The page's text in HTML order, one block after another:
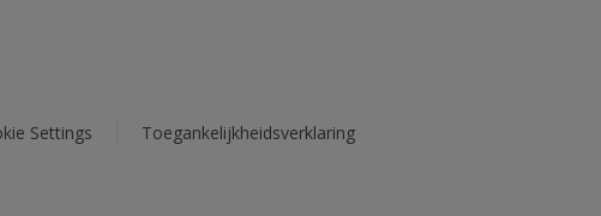
Settings Toegankelijkheidsverklaring